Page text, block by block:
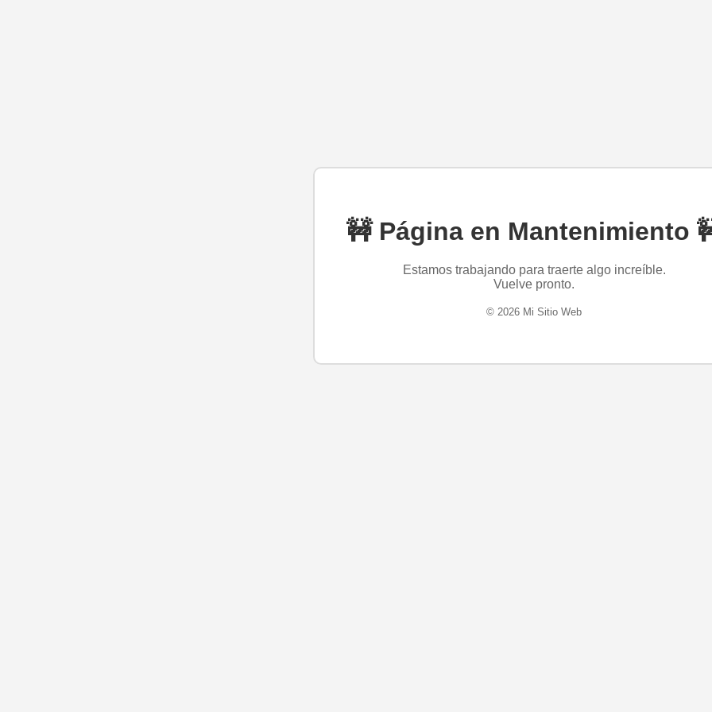
🚧 Página en Mantenimiento
Estamos trabajando para traerte algo increíble.
Vuelve pronto.
© 2026 Mi Sitio Web